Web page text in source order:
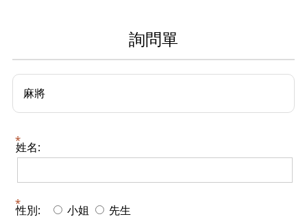
詢問單
麻將
姓名:
性別: 小姐 先生